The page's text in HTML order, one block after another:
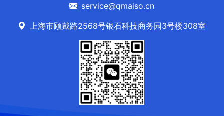
service@qmaiso.cn
上海市顾戴路2568号银石科技商务园3号楼308室